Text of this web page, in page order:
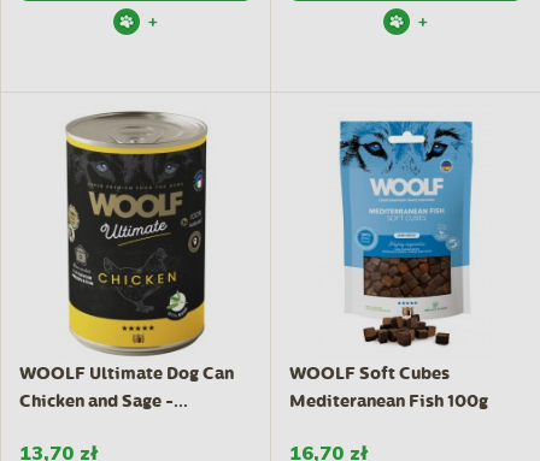
+ +
WOOLF Ultimate Dog Can
Chicken and Sage -...
13,70 zł
WOOLF Soft Cubes
Mediteranean Fish 100g
16,70 zł